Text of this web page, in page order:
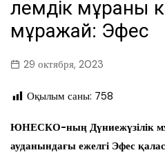
Әлемдік мұраны
мұражай: Эфес
29 октября, 2023
Оқылым саны: 758
ЮНЕСКО-ның Дүниежүзілік
ауданындағы ежелгі Эфес